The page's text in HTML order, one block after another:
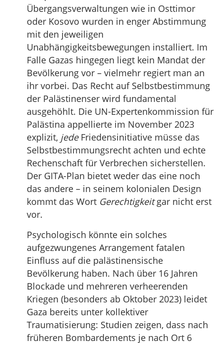
Übergangsverwaltungen wie in Osttimor
oder Kosovo wurden in enger Abstimmung
mit den jeweiligen
Unabhängigkeitsbewegungen installiert. Im
Falle Gazas hingegen liegt kein Mandat der
Bevölkerung vor – vielmehr regiert man an
ihr vorbei. Das Recht auf Selbstbestimmung
der Palästinenser wird fundamental
ausgehöhlt. Die UN-Expertenkommission für
Palästina appellierte im November 2023
explizit, jedeFriedensinitiative müsse das
Selbstbestimmungsrecht achten und echte
Rechenschaft für Verbrechen sicherstellen.
Der GITA-Plan bietet weder das eine noch
das andere – in seinem kolonialen Design
kommt das Wort Gerechtigkeitgar nicht erst
vor.
Psychologisch könnte ein solches
aufgezwungenes Arrangement fatalen
Einfluss auf die palästinensische
Bevölkerung haben. Nach über 16 Jahren
Blockade und mehreren verheerenden
Kriegen (besonders ab Oktober 2023) leidet
Gaza bereits unter kollektiver
Traumatisierung: Studien zeigen, dass nach
früheren Bombardements je nach Ort 6